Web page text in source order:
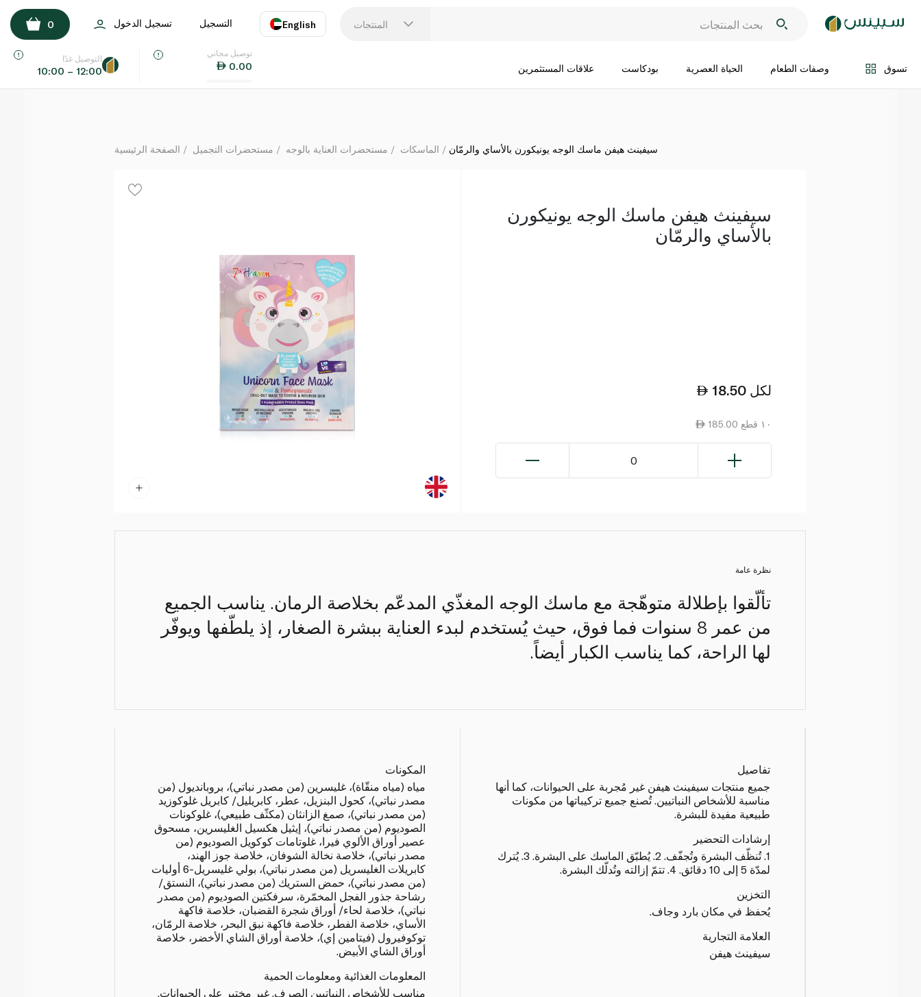
المنتجات English
اللغة
التسجيل تسجيل الدخول 0
تسوق وصفات الطعام الحياة العصرية بودكاست علاقات المستثمرين
توصيل مجاني
0.00
التوصيل غدًا
10:00 – 12:00
سيفينث هيفن ماسك الوجه يونيكورن بالأساي والرمّان
اضف الى السلة
الصفحة الرئيسية مستحضرات التجميل مستحضرات العناية بالوجه الماسكات سيفينث هيفن ماسك الوجه يونيكورن بالأساي والرمّان
سيفينث هيفن ماسك الوجه يونيكورن
بالأساي والرمّان
18.50 لكل
185.00 ١٠ قطع
0
نظرة عامة
تألّقوا بإطلالة متوهّجة مع ماسك الوجه المغذّي المدعّم بخلاصة الرمان. يناسب الجميع
من عمر 8 سنوات فما فوق، حيث يُستخدم لبدء العناية ببشرة الصغار، إذ يلطّفها ويوفّر
لها الراحة، كما يناسب الكبار أيضاً.
تفاصيل
جميع منتجات سيفينث هيفن غير مُجربة على الحيوانات، كما أنها
مناسبة للأشخاص النباتيين. تُصنع جميع تركيباتها من مكونات
طبيعية مفيدة للبشرة.
إرشادات التحضير
1. تُنظّف البشرة وتُجفّف. 2. يُطبّق الماسك على البشرة. 3. يُترك
لمدّة 5 إلى 10 دقائق. 4. تتمّ إزالته وتُدلّك البشرة.
التخزين
يُحفظ في مكان بارد وجاف.
العلامة التجارية
سيفينث هيفن
المكونات
مياه (مياه منقّاة)، غليسرين (من مصدر نباتي)، بروبانديول (من
مصدر نباتي)، كحول البنزيل، عطر، كابريليل/ كابريل غلوكوزيد
(من مصدر نباتي)، صمغ الزانثان (مكثّف طبيعي)، غلوكونات
الصوديوم (من مصدر نباتي)، إيثيل هكسيل الغليسرين، مسحوق
عصير أوراق الألوي فيرا، غلوتامات كوكويل الصوديوم (من
مصدر نباتي)، خلاصة نخالة الشوفان، خلاصة جوز الهند،
كابريلات الغليسريل (من مصدر نباتي)، بولي غليسريل-6 أوليات
(من مصدر نباتي)، حمض الستريك (من مصدر نباتي)، النستق/
رشاحة جذور الفجل المخمّرة، سرفكتين الصوديوم (من مصدر
نباتي)، خلاصة لحاء/ أوراق شجرة القضبان، خلاصة فاكهة
الأساي، خلاصة الفطر، خلاصة فاكهة نبق البحر، خلاصة الرمّان،
توكوفيرول (فيتامين إي)، خلاصة أوراق الشاي الأخضر، خلاصة
أوراق الشاي الأبيض.
المعلومات الغذائية ومعلومات الحمية
مناسب للأشخاص النباتيين الصرف. غير مختبر على الحيوانات.